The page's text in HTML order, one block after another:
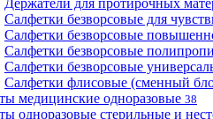
Держатели для протирочных
Салфетки безворсовые для
Салфетки безворсовые
Салфетки безворсовые
Салфетки безворсовые
Салфетки флисовые (сменный
медицинские одноразовые 38
одноразовые стерильные и